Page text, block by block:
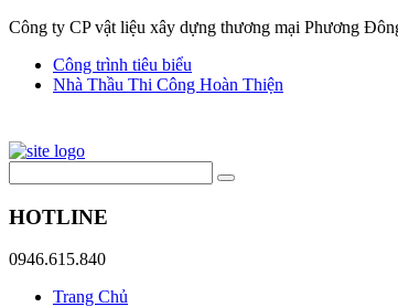
Công ty CP vật liệu xây dựng thương mại Phương
Công trình tiêu biểu
Nhà Thầu Thi Công Hoàn Thiện
HOTLINE
0946.615.840
Trang Chủ